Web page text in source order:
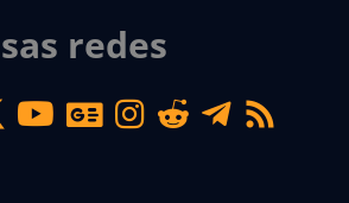
redes